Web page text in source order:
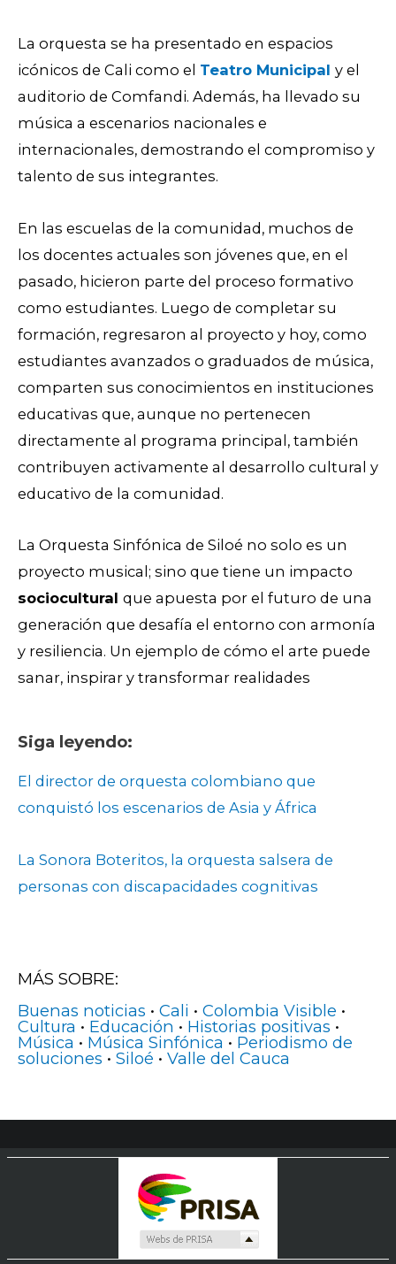
La orquesta se ha presentado en espacios
icónicos de Cali como el Teatro Municipal y el
auditorio de Comfandi. Además, ha llevado su
música a escenarios nacionales e
internacionales, demostrando el compromiso y
talento de sus integrantes.
En las escuelas de la comunidad, muchos de
los docentes actuales son jóvenes que, en el
pasado, hicieron parte del proceso formativo
como estudiantes. Luego de completar su
formación, regresaron al proyecto y hoy, como
estudiantes avanzados o graduados de música,
comparten sus conocimientos en instituciones
educativas que, aunque no pertenecen
directamente al programa principal, también
contribuyen activamente al desarrollo cultural y
educativo de la comunidad.
La Orquesta Sinfónica de Siloé no solo es un
proyecto musical; sino que tiene un impacto
sociocultural que apuesta por el futuro de una
generación que desafía el entorno con armonía
y resiliencia. Un ejemplo de cómo el arte puede
sanar, inspirar y transformar realidades
Siga leyendo:
El director de orquesta colombiano que
conquistó los escenarios de Asia y África
La Sonora Boteritos, la orquesta salsera de
personas con discapacidades cognitivas
MÁS SOBRE:
Buenas noticias • Cali • Colombia Visible •
Cultura • Educación • Historias positivas •
Música • Música Sinfónica • Periodismo de
soluciones • Siloé • Valle del Cauca